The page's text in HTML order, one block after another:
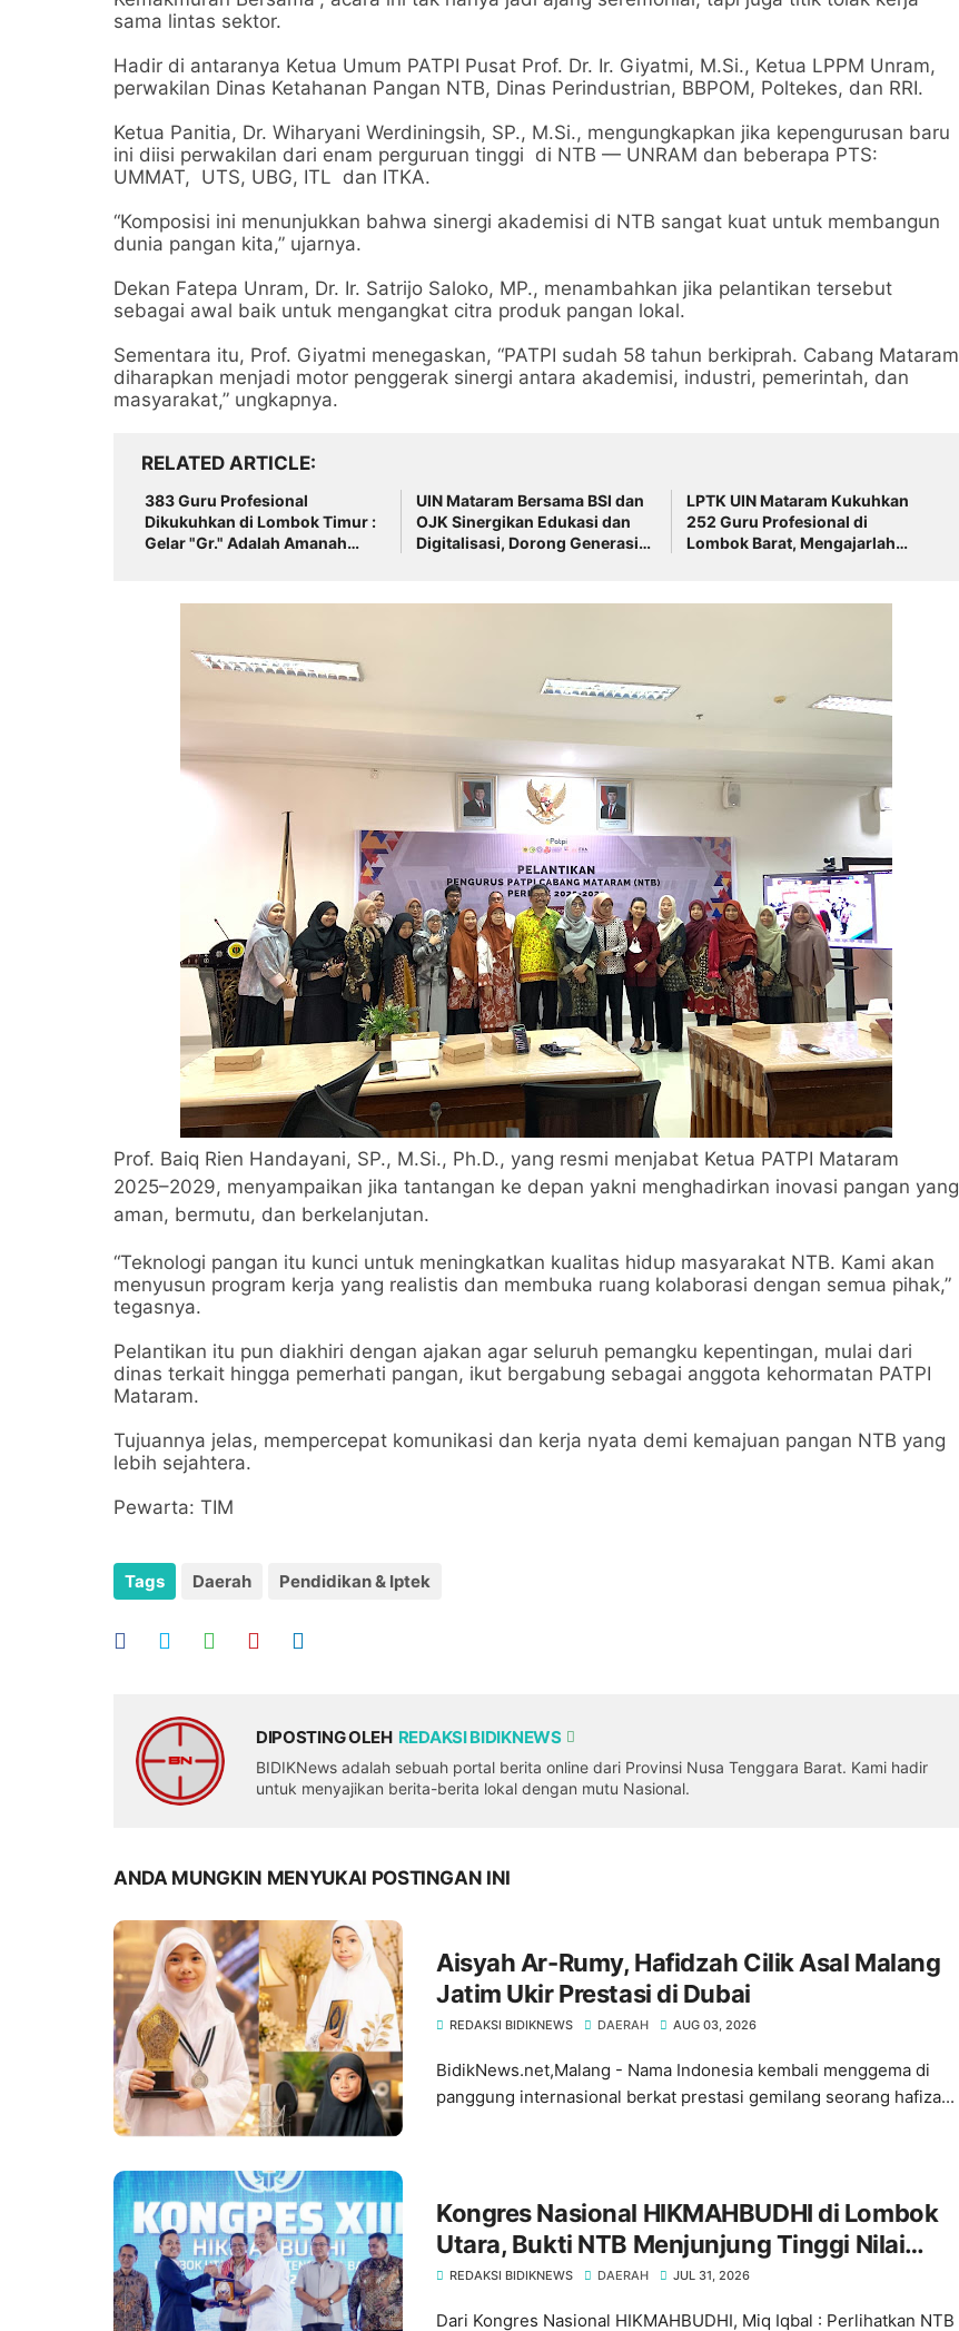
sama lintas sektor.
Hadir di antaranya Ketua Umum PATPI Pusat Prof. Dr. Ir. Giyatmi, M.Si., Ketua LPPM Unram,
perwakilan Dinas Ketahanan Pangan NTB, Dinas Perindustrian, BBPOM, Poltekes, dan RRI.
Ketua Panitia, Dr. Wiharyani Werdiningsih, SP., M.Si., mengungkapkan jika kepengurusan baru
ini diisi perwakilan dari enam perguruan tinggi di NTB — UNRAM dan beberapa PTS:
UMMAT, UTS, UBG, ITL dan ITKA.
“Komposisi ini menunjukkan bahwa sinergi akademisi di NTB sangat kuat untuk membangun
dunia pangan kita,” ujarnya.
Dekan Fatepa Unram, Dr. Ir. Satrijo Saloko, MP., menambahkan jika pelantikan tersebut
sebagai awal baik untuk mengangkat citra produk pangan lokal.
Sementara itu, Prof. Giyatmi menegaskan, “PATPI sudah 58 tahun berkiprah. Cabang Mataram
diharapkan menjadi motor penggerak sinergi antara akademisi, industri, pemerintah, dan
masyarakat,” ungkapnya.
RELATED ARTICLE
383 Guru Profesional
Dikukuhkan di Lombok Timur :
Gelar "Gr." Adalah Amanah
UIN Mataram Bersama BSI dan
OJK Sinergikan Edukasi dan
Digitalisasi, Dorong Generasi
LPTK UIN Mataram Kukuhkan
252 Guru Profesional di
Lombok Barat, Mengajarlah
Prof. Baiq Rien Handayani, SP., M.Si., Ph.D., yang resmi menjabat Ketua PATPI Mataram
2025–2029, menyampaikan jika tantangan ke depan yakni menghadirkan inovasi pangan yang
aman, bermutu, dan berkelanjutan.
“Teknologi pangan itu kunci untuk meningkatkan kualitas hidup masyarakat NTB. Kami akan
menyusun program kerja yang realistis dan membuka ruang kolaborasi dengan semua pihak,”
tegasnya.
Pelantikan itu pun diakhiri dengan ajakan agar seluruh pemangku kepentingan, mulai dari
dinas terkait hingga pemerhati pangan, ikut bergabung sebagai anggota kehormatan PATPI
Mataram.
Tujuannya jelas, mempercepat komunikasi dan kerja nyata demi kemajuan pangan NTB yang
lebih sejahtera.
Pewarta: TIM
Tags Daerah Pendidikan & Iptek
DIPOSTING OLEH REDAKSI BIDIKNEWS
BIDIKNews adalah sebuah portal berita online dari Provinsi Nusa Tenggara Barat. Kami hadir
untuk menyajikan berita-berita lokal dengan mutu Nasional.
ANDA MUNGKIN MENYUKAI POSTINGAN INI
Aisyah Ar-Rumy, Hafidzah Cilik Asal Malang
Jatim Ukir Prestasi di Dubai
REDAKSI BIDIKNEWS DAERAH AUG 03, 2026
BidikNews.net,Malang - Nama Indonesia kembali menggema di
panggung internasional berkat prestasi gemilang seorang hafiza...
Kongres Nasional HIKMAHBUDHI di Lombok
Utara, Bukti NTB Menjunjung Tinggi Nilai
Toleransi
REDAKSI BIDIKNEWS DAERAH JUL 31, 2026
Dari Kongres Nasional HIKMAHBUDHI, Miq Iqbal : Perlihatkan NTB